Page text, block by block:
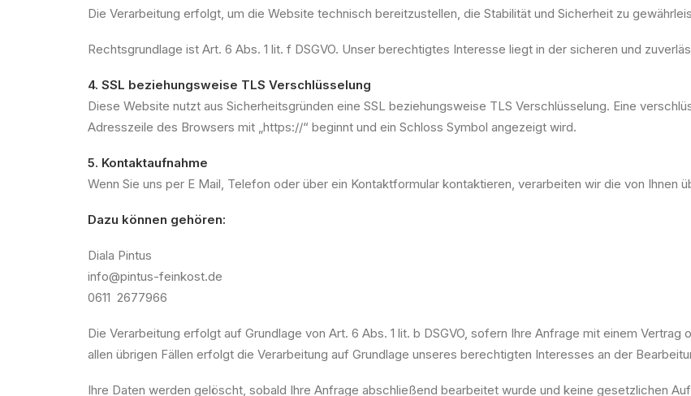
Die Verarbeitung erfolgt, um die Website technisch bereitzustellen, die Stabilität und Sicherheit zu
Rechtsgrundlage ist Art. 6 Abs. 1 lit. f DSGVO. Unser berechtigtes Interesse liegt in der sicheren und
4. SSL beziehungsweise TLS Verschlüsselung
Diese Website nutzt aus Sicherheitsgründen eine SSL beziehungsweise TLS Verschlüsselung. Eine
Adresszeile des Browsers mit „https://“ beginnt und ein Schloss Symbol angezeigt wird.
5. Kontaktaufnahme
Wenn Sie uns per E Mail, Telefon oder über ein Kontaktformular kontaktieren, verarbeiten wir die von Ihnen
Dazu können gehören:
Diala Pintus
info@pintus-feinkost.de
0611 2677966
Die Verarbeitung erfolgt auf Grundlage von Art. 6 Abs. 1 lit. b DSGVO, sofern Ihre Anfrage mit einem
allen übrigen Fällen erfolgt die Verarbeitung auf Grundlage unseres berechtigten Interesses an der
Ihre Daten werden gelöscht, sobald Ihre Anfrage abschließend bearbeitet wurde und keine gesetzlichen